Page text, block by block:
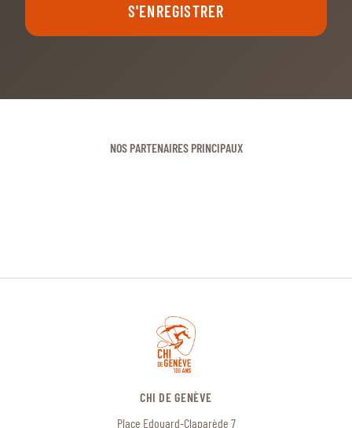
S'ENREGISTRER
NOS PARTENAIRES PRINCIPAUX
CHI DE GENÈVE
Place Edouard-Claparède 7